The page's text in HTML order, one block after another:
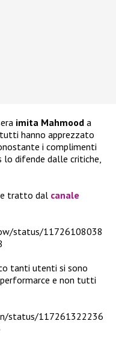
imita Mahmood a
hanno apprezzato
i complimenti
lo difende dalle critiche,
tratto dal canale
status/11726108038
tanti utenti si sono
e non tutti
status/117261322236